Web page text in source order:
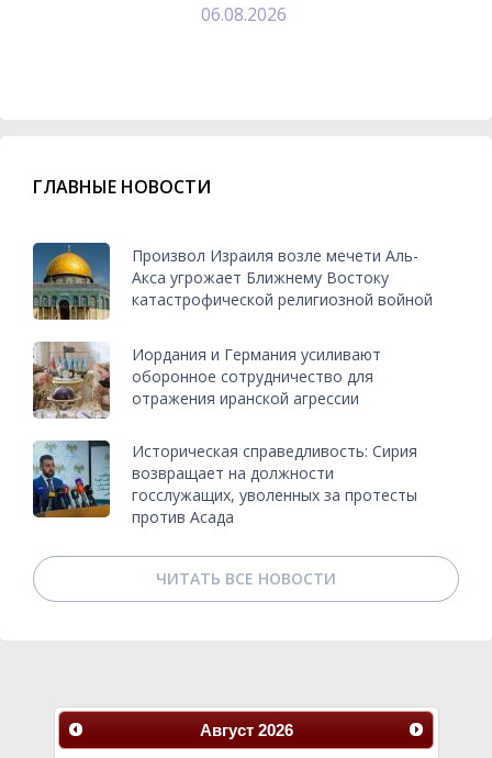
06.08.2026
ГЛАВНЫЕ НОВОСТИ
Произвол Израиля возле мечети Аль-
Акса угрожает Ближнему Востоку
катастрофической религиозной войной
Иордания и Германия усиливают
оборонное сотрудничество для
отражения иранской агрессии
Историческая справедливость: Сирия
возвращает на должности
госслужащих, уволенных за протесты
против Асада
ЧИТАТЬ ВСЕ НОВОСТИ
Август 2026